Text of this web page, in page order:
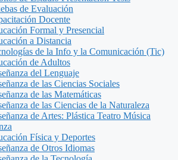
de Evaluación
Docente
Formal y Presencial
a Distancia
de la Info y la Comunicación (Tic)
de Adultos
del Lenguaje
de las Ciencias Sociales
de las Matemáticas
de las Ciencias de la Naturaleza
de Artes: Plástica Teatro Música
Física y Deportes
de Otros Idiomas